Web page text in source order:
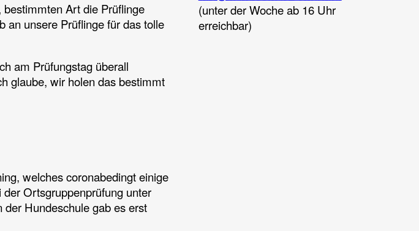
Art die Prüflinge
an unsere Prüflinge für das tolle
am Prüfungstag überall
glaube, wir holen das bestimmt
welches coronabedingt einige
Ortsgruppenprüfung unter
Hundeschule gab es erst
(unter der Woche ab 16 Uhr
erreichbar)